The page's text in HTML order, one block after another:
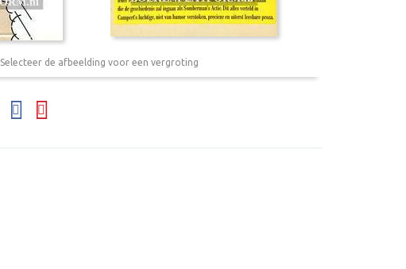
Selecteer de afbeelding voor een vergroting